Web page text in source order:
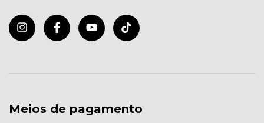
Meios de pagamento